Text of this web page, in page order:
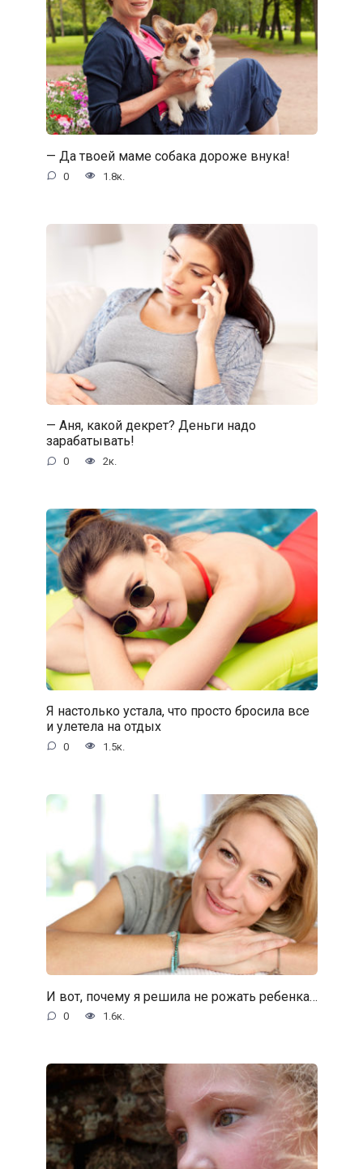
— Да твоей маме собака дороже внука!
0 1.8к.
— Аня, какой декрет? Деньги надо
зарабатывать!
0 2к.
Я настолько устала, что просто бросила все
и улетела на отдых
0 1.5к.
И вот, почему я решила не рожать ребенка…
0 1.6к.